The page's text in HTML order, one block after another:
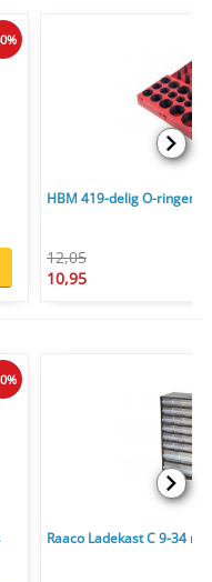
HBM 419-delig O-ringen
12,05
10,95
Raaco Ladekast C 9-34